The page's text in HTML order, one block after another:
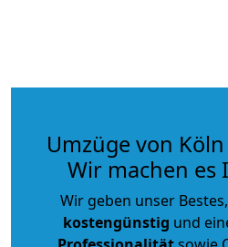
Umzüge von
Wir machen es
Wir geben unser
kostengünstig und